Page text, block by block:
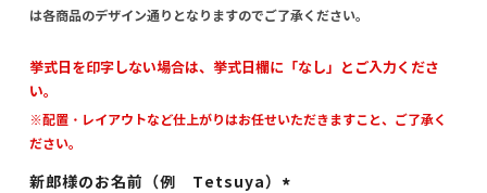
は各商品のデザイン通りとなりますのでご了承ください。
挙式日を印字しない場合は、挙式日欄に「なし」とご入力くださ
い。
※配置・レイアウトなど仕上がりはお任せいただきますこと、ご了承く
ださい。
新郎様のお名前（例 Tetsuya）